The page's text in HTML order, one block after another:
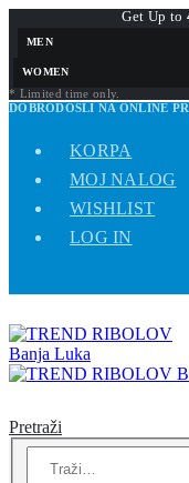
Get Up to
MEN
WOMEN
* Limited time only.
DOBRODOŠLI NA ONLINE
KORPA
MOJ NALOG
WISHLIST
LOG IN
Pretraži